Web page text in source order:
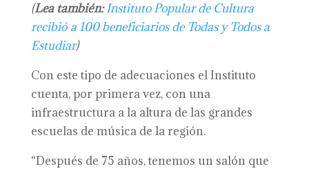
(Lea también: Instituto Popular de Cultura
recibió a 100 beneficiarios de Todas y Todos a
Estudiar)
Con este tipo de adecuaciones el Instituto
cuenta, por primera vez, con una
infraestructura a la altura de las grandes
escuelas de música de la región.
“Después de 75 años, tenemos un salón que